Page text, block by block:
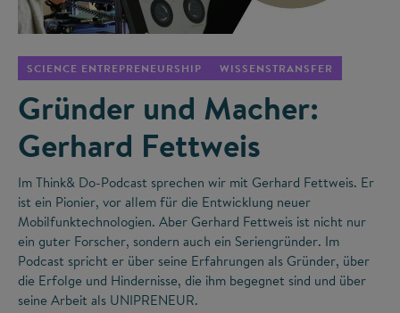
SCIENCE ENTREPRENEURSHIP WISSENSTRANSFER
Gründer und Macher:
Gerhard Fettweis
Im Think& Do-Podcast sprechen wir mit Gerhard Fettweis. Er
ist ein Pionier, vor allem für die Entwicklung neuer
Mobilfunktechnologien. Aber Gerhard Fettweis ist nicht nur
ein guter Forscher, sondern auch ein Seriengründer. Im
Podcast spricht er über seine Erfahrungen als Gründer, über
die Erfolge und Hindernisse, die ihm begegnet sind und über
seine Arbeit als UNIPRENEUR.